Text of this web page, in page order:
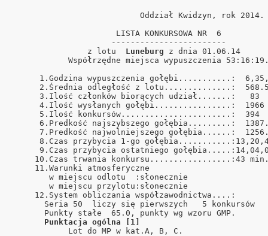
Oddział
LISTA
                z lotu
Luneburg z dnia
Współrzędne miejsca wypuszczenia
1.Godzina wypuszczenia
2.Średnia odległość z
3.Ilość członków biorących
4.Ilość wysłanych
5.Ilość
6.Predkość najszybszego
7.Predkość najwolniejszego
8.Czas przybycia 1-go
9.Czas przybycia ostatniego
10.Czas trwania
11.Warunki
w miejscu odlotu
w miejscu
12.System obliczania
Seria 50  liczy się
Punkty stałe  65.0,
Punktacja ogólna [1]
Lot do MP w